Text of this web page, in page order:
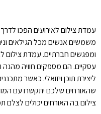
עמדת צילום לאירועים הפכו לדרך
משמשים אנשים מכל הגילאים
ומפגשים חברתיים. עמדת צילום
עסקיים. הם מספקים חוויה
ליצירת תוכן ויזואלי. כאשר
שהאורחים שלכם יתקשרו עם
צילום בה האורחים יכולים לצלם